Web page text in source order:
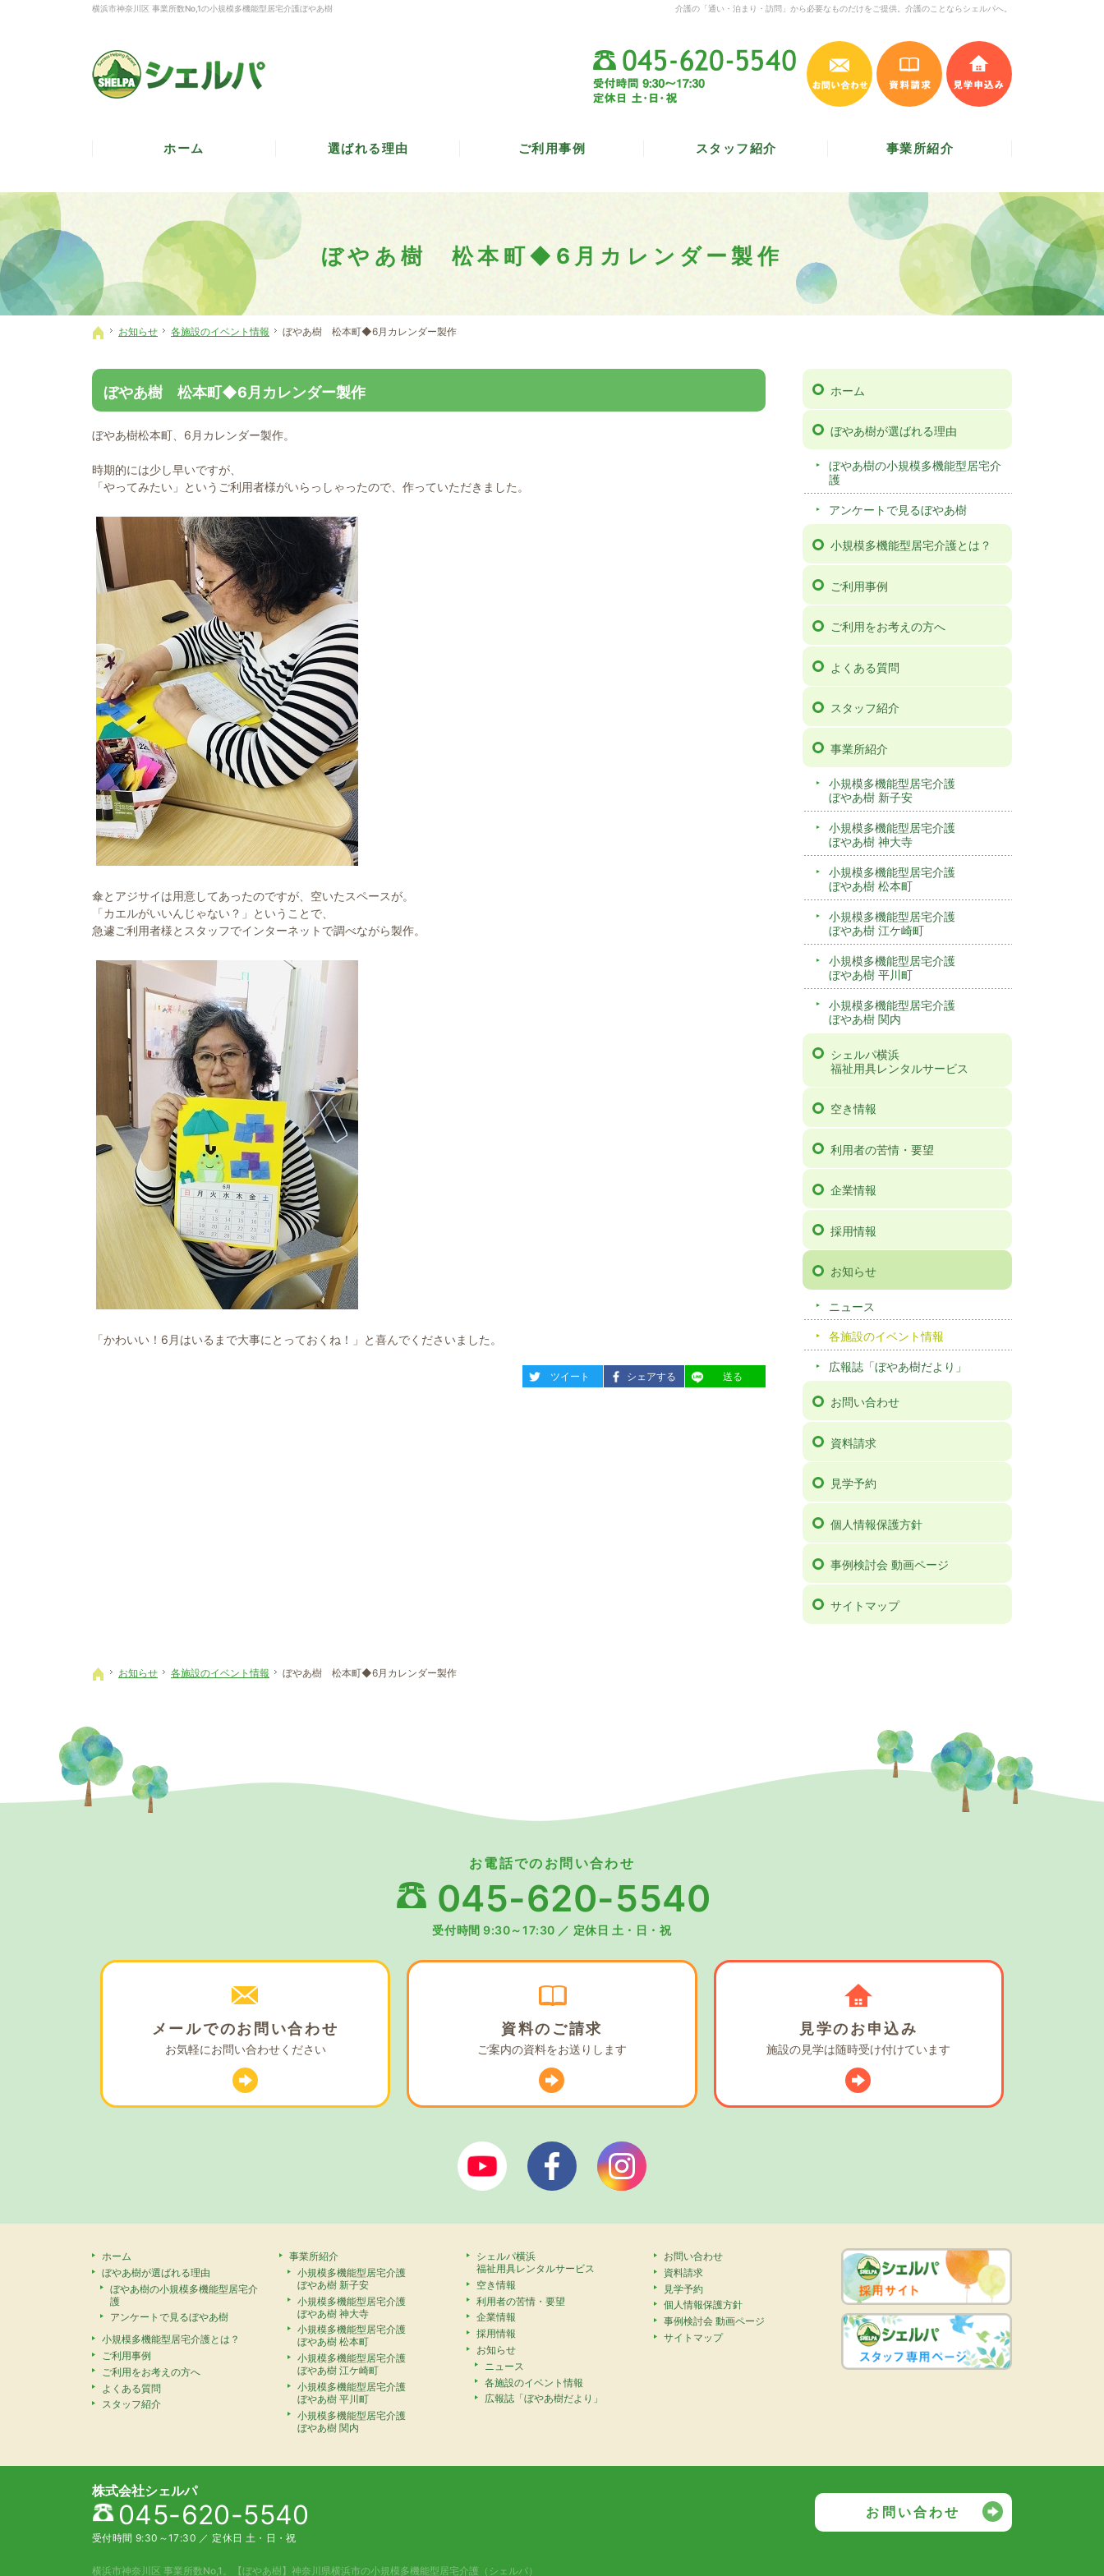
ぼやあ樹 松本町◆6月カレンダー製作
介護の「通い・泊まり・訪問」から必要なものだけをご提供。介護のことならシェルパへ。
横浜市神奈川区 事業所数No,1の小規模多機能型居宅介護ぼやあ樹
ホーム
お知らせ 各施設のイベント情報 ぼやあ樹 松本町◆6月カレンダー製作
ぼやあ樹 松本町◆6月カレンダー製作
ぼやあ樹松本町、6月カレンダー製作。
時期的には少し早いですが、
「やってみたい」というご利用者様がいらっしゃったので、作っていただきました。
傘とアジサイは用意してあったのですが、空いたスペースが。
「カエルがいいんじゃない？」ということで、
急遽ご利用者様とスタッフでインターネットで調べながら製作。
「かわいい！6月はいるまで大事にとっておくね！」と喜んでくださいました。
entry1262
ツイート entry1262
シェアする entry1262
送る
ホーム
ぼやあ樹が選ばれる理由
ぼやあ樹の小規模多機能型居宅介
護
アンケートで見るぼやあ樹
小規模多機能型居宅介護とは？
ご利用事例
ご利用をお考えの方へ
よくある質問
スタッフ紹介
事業所紹介
小規模多機能型居宅介護
ぼやあ樹 新子安
小規模多機能型居宅介護
ぼやあ樹 神大寺
小規模多機能型居宅介護
ぼやあ樹 松本町
小規模多機能型居宅介護
ぼやあ樹 江ケ崎町
小規模多機能型居宅介護
ぼやあ樹 平川町
小規模多機能型居宅介護
ぼやあ樹 関内
シェルパ横浜
福祉用具レンタルサービス
空き情報
利用者の苦情・要望
企業情報
採用情報
お知らせ
ニュース
各施設のイベント情報
広報誌「ぼやあ樹だより」
お問い合わせ
資料請求
見学予約
個人情報保護方針
事例検討会 動画ページ
サイトマップ
ホーム
お知らせ 各施設のイベント情報 ぼやあ樹 松本町◆6月カレンダー製作
045-620-5540
受付時間 9:30～17:30／ 定休日 土・日・祝
お問い合わせ 資料請求
ホーム 選ばれる理由 ご利用事例 スタッフ紹介 事業所紹介
お電話でのお問い合わせ
045-620-5540
受付時間 9:30～17:30 ／ 定休日 土・日・祝
メールでのお問い合わせ
お気軽にお問い合わせください
資料の ご請求
ご案内の資料をお送りします
見学のお申込み
施設の見学は随時受け付けています
ぼやあ樹Youtubeシェルパフェイスブック
ホーム
ぼやあ樹が選ばれる理由
ぼやあ樹の小規模多機能型居宅介
護
アンケートで見るぼやあ樹
小規模多機能型居宅介護とは？
ご利用事例
ご利用をお考えの方へ
よくある質問
スタッフ紹介
事業所紹介
小規模多機能型居宅介護
ぼやあ樹 新子安
小規模多機能型居宅介護
ぼやあ樹 神大寺
小規模多機能型居宅介護
ぼやあ樹 松本町
小規模多機能型居宅介護
ぼやあ樹 江ケ崎町
小規模多機能型居宅介護
ぼやあ樹 平川町
小規模多機能型居宅介護
ぼやあ樹 関内
シェルパ横浜
福祉用具レンタルサービス
空き情報
利用者の苦情・要望
企業情報
採用情報
お知らせ
ニュース
各施設のイベント情報
広報誌「ぼやあ樹だより」
お問い合わせ
資料請求
見学予約
個人情報保護方針
事例検討会 動画ページ
サイトマップ
株式会社シェルパ
045-620-5540
受付時間 9:30～17:30 ／ 定休日 土・日・祝
お問い合わせ
横浜市神奈川区 事業所数No,1。 【ぼやあ樹】神奈川県横浜市の小規模多機能型居宅介護（シェルパ）